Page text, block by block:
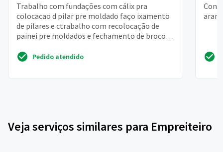
Trabalho com fundações com cálix pra
colocacao d pilar pre moldado faço ixamento
de pilares e ctrabalho com recolocação de
painei pre moldados e fechamento de broco
Pedido atendido
Veja serviços similares para Empreiteiro